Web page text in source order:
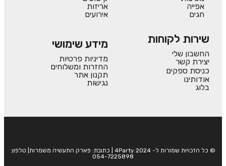
אפייה
חגים
אריזות
אירועים
שירות לקוחות
החשבון שלי
יצירת קשר
כניסת ספקים
אודותינו
בלוג
מידע שימושי
מדיניות פרטיות
החזרות ומשלוחים
תקנון אתר
נגישות
© כל הזכויות שמורות ל- 4Party 2024 | כתובת: פארק התעשיה משמרות| טלפון:
054-7225898